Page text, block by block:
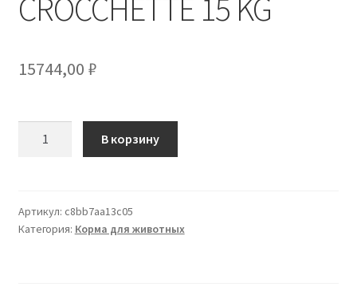
CROCCHETTE 15 KG
15744,00 ₽
NUTRITION
MEDIUM
В корзину
Артикул: c8bb7aa13c05
Категория: Корма для животных